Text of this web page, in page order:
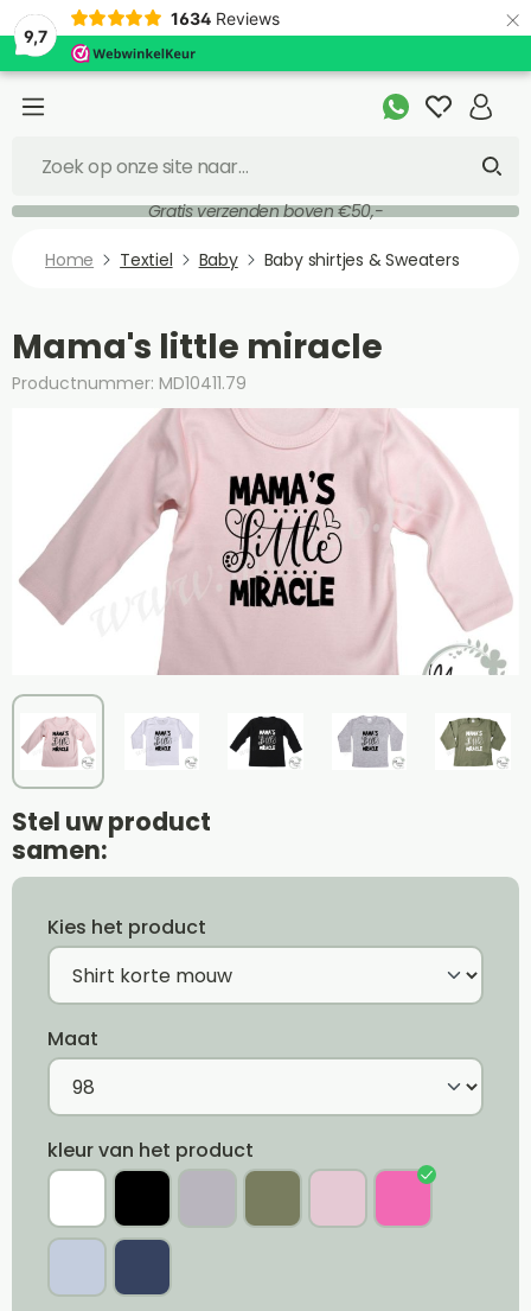
9,7
1634 Reviews ×
Gratis verzenden boven €50,-
Home Textiel Baby Baby shirtjes & Sweaters
Mama's little miracle
Productnummer: MD10411.79
Stel uw product
samen:
Kies het product
Maat
kleur van het product